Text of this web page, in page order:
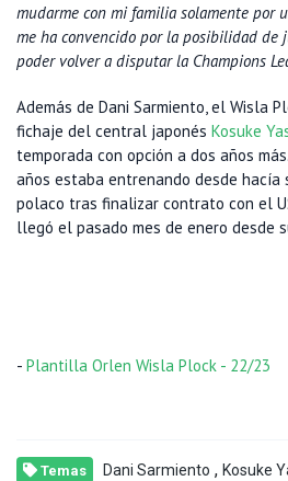
mudarme con mi familia solamente por
me ha convencido por la posibilidad de
poder volver a disputar la Champions
Además de Dani Sarmiento, el Wisla
fichaje del central japonés Kosuke
temporada con opción a dos años
años estaba entrenando desde hacía
polaco tras finalizar contrato con el
llegó el pasado mes de enero desde
- Plantilla Orlen Wisla Plock - 22/23
Temas Dani Sarmiento , Kosuke